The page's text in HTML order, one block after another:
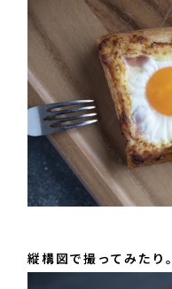
縦構図で撮ってみたり。